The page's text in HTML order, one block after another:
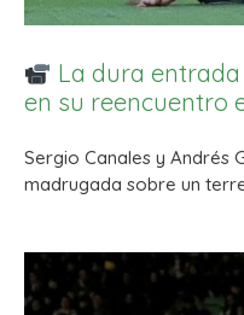
La dura
en su reencuentro
Sergio Canales y Andrés
madrugada sobre un